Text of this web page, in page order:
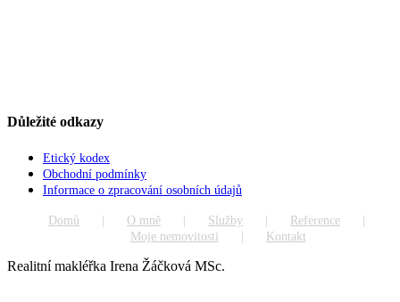
Důležité odkazy
Etický kodex
Obchodní podmínky
Informace o zpracování osobních údajů
Domů O mně Služby
Reference
Moje nemovitosti
Kontakt
Realitní makléřka Irena Žáčková MSc.